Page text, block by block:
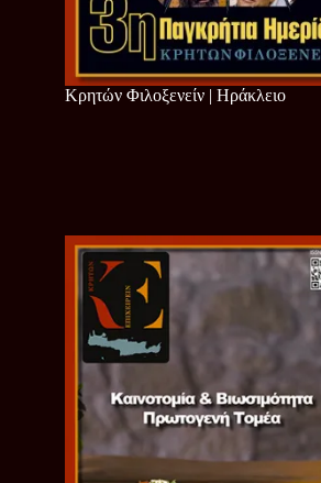
Κρητών Φιλοξενείν | Ηράκλειο